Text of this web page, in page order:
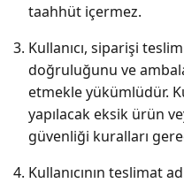
taahhüt içermez.
Kullanıcı, siparişi
doğruluğunu ve
etmekle yükümlüdür.
yapılacak eksik ürün
güvenliği kuralları
Kullanıcının teslimat